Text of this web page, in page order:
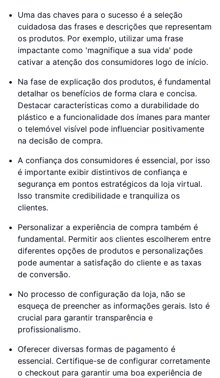
Uma das chaves para o sucesso é a seleção
cuidadosa das frases e descrições que representam
os produtos. Por exemplo, utilizar uma frase
impactante como 'magnifique a sua vida' pode
cativar a atenção dos consumidores logo de início.
Na fase de explicação dos produtos, é fundamental
detalhar os benefícios de forma clara e concisa.
Destacar características como a durabilidade do
plástico e a funcionalidade dos ímanes para manter
o telemóvel visível pode influenciar positivamente
na decisão de compra.
A confiança dos consumidores é essencial, por isso
é importante exibir distintivos de confiança e
segurança em pontos estratégicos da loja virtual.
Isso transmite credibilidade e tranquiliza os
clientes.
Personalizar a experiência de compra também é
fundamental. Permitir aos clientes escolherem entre
diferentes opções de produtos e personalizações
pode aumentar a satisfação do cliente e as taxas
de conversão.
No processo de configuração da loja, não se
esqueça de preencher as informações gerais. Isto é
crucial para garantir transparência e
profissionalismo.
Oferecer diversas formas de pagamento é
essencial. Certifique-se de configurar corretamente
o checkout para garantir uma boa experiência de